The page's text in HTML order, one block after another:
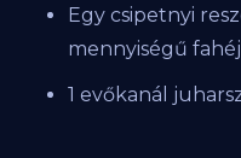
Egy csipetnyi
mennyiségű
1 evőkanál